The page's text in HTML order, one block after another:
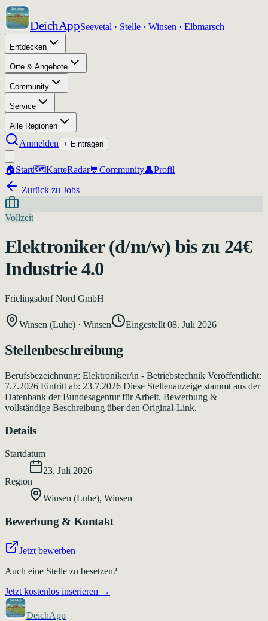
DeichAppSeevetal · Stelle · Winsen · Elbmarsch
Entdecken
Orte & Angebote
Community
Service
Alle Regionen
Anmelden + Eintragen
🏠Start🗺️KarteRadar💬Community👤Profil
Zurück zu Jobs
Vollzeit
Elektroniker (d/m/w) bis zu 24€
Industrie 4.0
Frielingsdorf Nord GmbH
Winsen (Luhe) · Winsen Eingestellt 08. Juli 2026
Stellenbeschreibung
Berufsbezeichnung: Elektroniker/in - Betriebstechnik Veröffentlicht:
7.7.2026 Eintritt ab: 23.7.2026 Diese Stellenanzeige stammt aus der
Datenbank der Bundesagentur für Arbeit. Bewerbung &
vollständige Beschreibung über den Original-Link.
Details
Startdatum
23. Juli 2026
Region
Winsen (Luhe), Winsen
Bewerbung & Kontakt
Jetzt bewerben
Auch eine Stelle zu besetzen?
Jetzt kostenlos inserieren →
DeichApp